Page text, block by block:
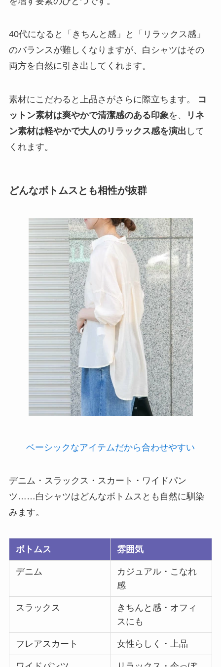
40代になると「きちんと感」と「リラックス感」
のバランスが難しくなりますが、白シャツはその
両方を自然に引き出してくれます。
素材にこだわると上品さがさらに際立ちます。
コ
ットン素材は爽やかで清潔感のある印象を、
リネ
ン素材は軽やかで大人のリラックス感を演出 して
くれます。
どんなボトムスとも相性が抜群
ベーシックなアイテムだから合わせやすい
デニム・スラックス・スカート・ワイドパン
ツ……白シャツはどんなボトムスとも自然に馴染
みます。
ボトムス 雰囲気
デニム
カジュアル・こなれ
感
スラックス
きちんと感・オフィ
スにも
フレアスカート 女性らしく・上品